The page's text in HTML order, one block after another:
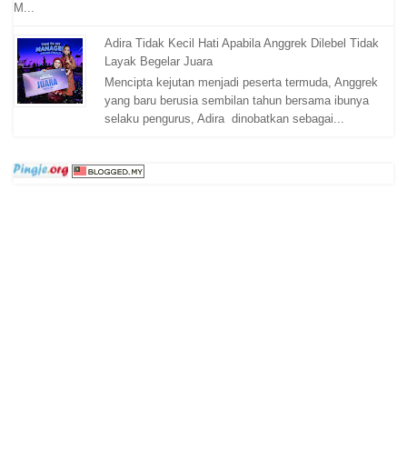
M...
Adira Tidak Kecil Hati Apabila Anggrek Dilebel Tidak
Layak Begelar Juara
Mencipta kejutan menjadi peserta termuda, Anggrek
yang baru berusia sembilan tahun bersama ibunya
selaku pengurus, Adira dinobatkan sebagai...